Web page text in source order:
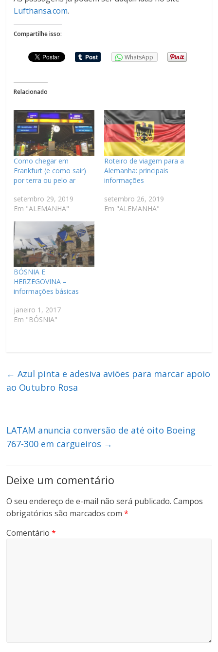
Lufthansa.com.
Compartilhe isso:
WhatsApp
Relacionado
Como chegar em
Frankfurt (e como sair)
por terra ou pelo ar
setembro 29, 2019
Em "ALEMANHA"
Roteiro de viagem para a
Alemanha: principais
informações
setembro 26, 2019
Em "ALEMANHA"
BÓSNIA E
HERZEGOVINA –
informações básicas
janeiro 1, 2017
Em "BÓSNIA"
← Azul pinta e adesiva aviões para marcar apoio
ao Outubro Rosa
LATAM anuncia conversão de até oito Boeing
767-300 em cargueiros →
Deixe um comentário
O seu endereço de e-mail não será publicado. Campos
obrigatórios são marcados com*
Comentário*